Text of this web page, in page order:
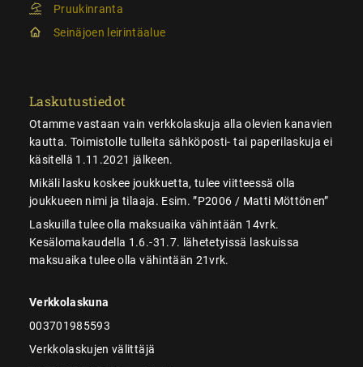
Pruukinranta
Seinäjoen leirintäalue
Laskutustiedot
Otamme vastaan vain verkkolaskuja alla olevien kanavien
kautta. Toimistolle tulleita sähköposti- tai paperilaskuja ei
käsitellä 1.11.2021 jälkeen.
Mikäli lasku koskee joukkuetta, tulee viitteessä olla
joukkueen nimi ja tilaaja. Esim. ”P2006 / Matti Möttönen”
Laskuilla tulee olla maksuaika vähintään 14vrk.
Kesälomakaudella 1.6.-31.7. lähetetyissä laskuissa
maksuaika tulee olla vähintään 21vrk.
Verkkolaskuna
003701985593
Verkkolaskujen välittäjä